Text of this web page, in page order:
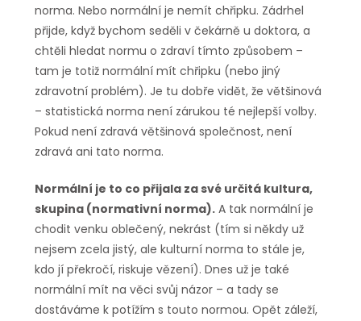
norma. Nebo normální je nemít chřipku. Zádrhel
přijde, když bychom seděli v čekárně u doktora, a
chtěli hledat normu o zdraví tímto způsobem –
tam je totiž normální mít chřipku (nebo jiný
zdravotní problém). Je tu dobře vidět, že většinová
– statistická norma není zárukou té nejlepší volby.
Pokud není zdravá většinová společnost, není
zdravá ani tato norma.
Normální je to co přijala za své určitá kultura,
skupina (normativní norma).A tak normální je
chodit venku oblečený, nekrást (tím si někdy už
nejsem zcela jistý, ale kulturní norma to stále je,
kdo jí překročí, riskuje vězení). Dnes už je také
normální mít na věci svůj názor – a tady se
dostáváme k potížím s touto normou. Opět záleží,